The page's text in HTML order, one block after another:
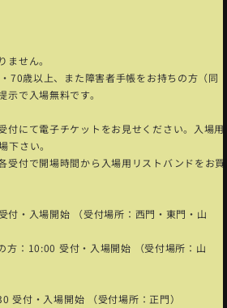
せん。
70歳以上、また障害者手帳をお持ちの方（同
示で入場無料です。
付にて電子チケットをお見せください。入場用
下さい。
受付で開場時間から入場用リストバンドをお買
付・入場開始 （受付場所：西門・東門・山
方：10:00 受付・入場開始 （受付場所：山
受付・入場開始 （受付場所：正門）